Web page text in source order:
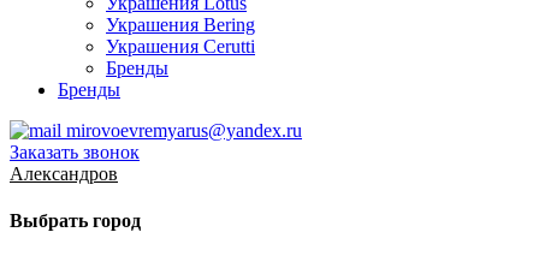
Украшения Bering
Украшения Cerutti
Бренды
Бренды
mirovoevremyarus@yandex.ru
Заказать звонок
Александров
Выбрать город